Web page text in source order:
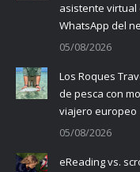
asistente virtual
WhatsApp del
05/08/2026
Los Roques
de pesca con
viajero europeo
05/08/2026
eReading vs.